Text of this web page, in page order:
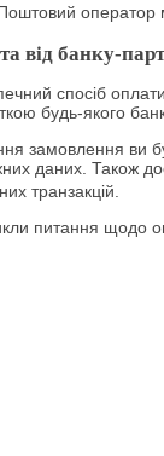
оператор
від банку-
спосіб
будь-якого
замовлення ви
даних. Також
транзакцій.
питання щодо